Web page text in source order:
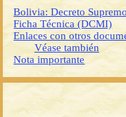
Bolivia: Decreto
Ficha Técnica (DCMI)
Enlaces con otros
Véase también
Nota importante